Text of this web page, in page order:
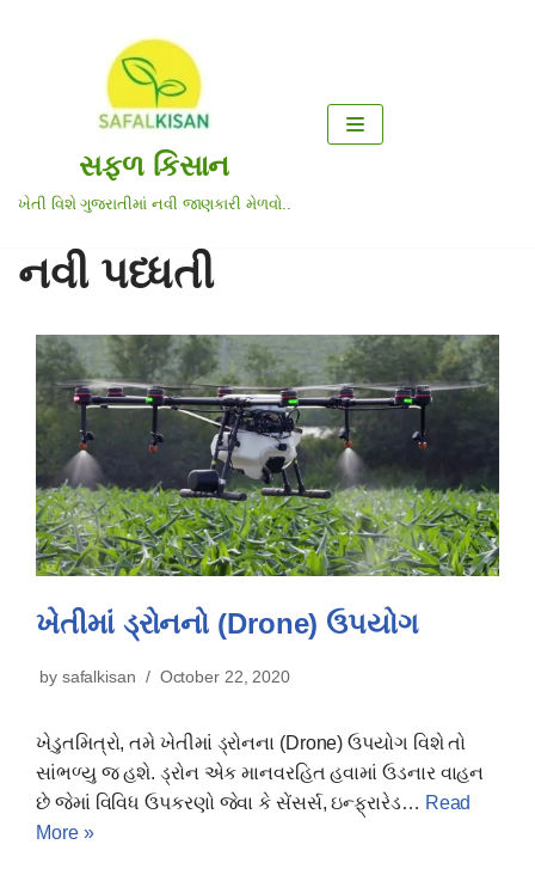
સફળ કિસાન
ખેતી વિશે ગુજરાતીમાં નવી જાણકારી મેળવો..
નવી પધ્ધતી
ખેતીમાં ડ્રોનનો (Drone) ઉપયોગ
by safalkisan October 22, 2020
ખેડુતમિત્રો, તમે ખેતીમાં ડ્રોનના (Drone) ઉપયોગ વિશે તો
સાંભળ્યુ જ હશે. ડ્રોન એક માનવરહિત હવામાં ઉડનાર વાહન
છે જેમાં વિવિધ ઉપકરણો જેવા કે સેંસર્સ, ઇન્ફ્રારેડ… Read
More »